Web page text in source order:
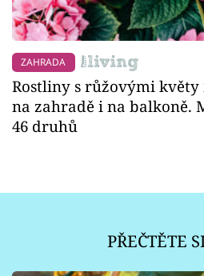
ZAHRADA
Rostliny s růžovými květy
na zahradě i na balkoně.
46 druhů
PŘEČTĚTE